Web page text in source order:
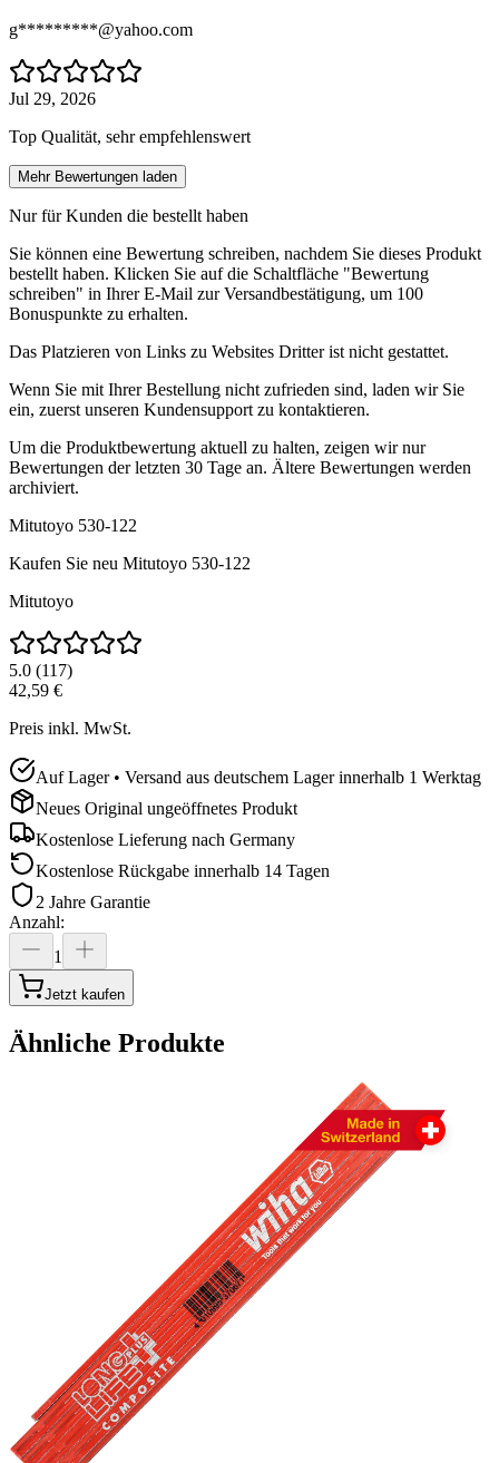
g*********@yahoo.com
Jul 29, 2026
Top Qualität, sehr empfehlenswert
Mehr Bewertungen laden
Nur für Kunden die bestellt haben
Sie können eine Bewertung schreiben, nachdem Sie dieses Produkt
bestellt haben. Klicken Sie auf die Schaltfläche "Bewertung
schreiben" in Ihrer E-Mail zur Versandbestätigung, um 100
Bonuspunkte zu erhalten.
Das Platzieren von Links zu Websites Dritter ist nicht gestattet.
Wenn Sie mit Ihrer Bestellung nicht zufrieden sind, laden wir Sie
ein, zuerst unseren Kundensupport zu kontaktieren.
Um die Produktbewertung aktuell zu halten, zeigen wir nur
Bewertungen der letzten 30 Tage an. Ältere Bewertungen werden
archiviert.
Mitutoyo 530-122
Kaufen Sie neu Mitutoyo 530-122
Mitutoyo
5.0 (117)
42,59 €
Preis inkl. MwSt.
Auf Lager • Versand aus deutschem Lager innerhalb 1 Werktag
Neues Original ungeöffnetes Produkt
Kostenlose Lieferung nach Germany
Kostenlose Rückgabe innerhalb 14 Tagen
2 Jahre Garantie
Anzahl:
1
Jetzt kaufen
Ähnliche Produkte